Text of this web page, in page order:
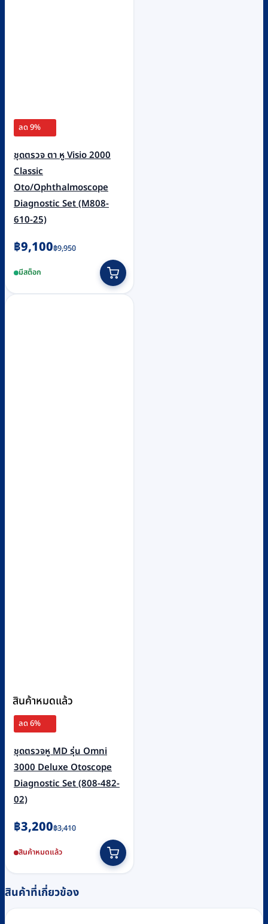
ลด 9%
ชุดตรวจ ตา หู Visio 2000
Classic
Oto/Ophthalmoscope
Diagnostic Set (M808-
610-25)
฿9,950
Original
was:
฿9,950.
฿9,100
Current
is:
฿9,100.
มีสต็อก
สินค้าหมดแล้ว
ลด 6%
ชุดตรวจหู MD รุ่น Omni
3000 Deluxe Otoscope
Diagnostic Set (808-482-
02)
฿3,410
Original
was:
฿3,410.
฿3,200
Current
is:
฿3,200.
สินค้าหมดแล้ว
สินค้าที่เกี่ยวข้อง